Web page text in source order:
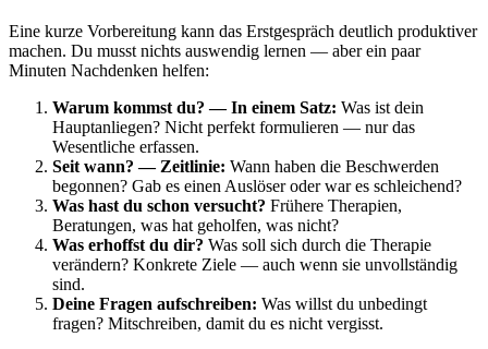
Eine kurze Vorbereitung kann das Erstgespräch deutlich produktiver
machen. Du musst nichts auswendig lernen — aber ein paar
Minuten Nachdenken helfen:
Warum kommst du? — In einem Satz: Was ist dein
Hauptanliegen? Nicht perfekt formulieren — nur das
Wesentliche erfassen.
Seit wann? — Zeitlinie: Wann haben die Beschwerden
begonnen? Gab es einen Auslöser oder war es schleichend?
Was hast du schon versucht? Frühere Therapien,
Beratungen, was hat geholfen, was nicht?
Was erhoffst du dir? Was soll sich durch die Therapie
verändern? Konkrete Ziele — auch wenn sie unvollständig
sind.
Deine Fragen aufschreiben: Was willst du unbedingt
fragen? Mitschreiben, damit du es nicht vergisst.